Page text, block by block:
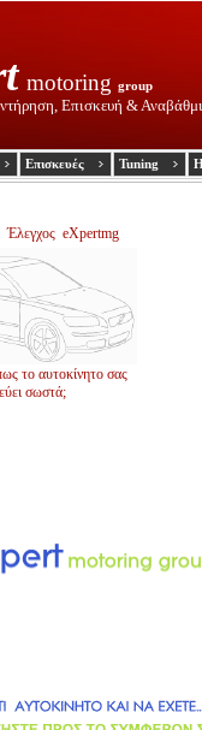
Επισκευή &
Έλεγχος eXpertmg
το αυτοκίνητο σας
σωστά;
Επισκευές Tuning
motoring group